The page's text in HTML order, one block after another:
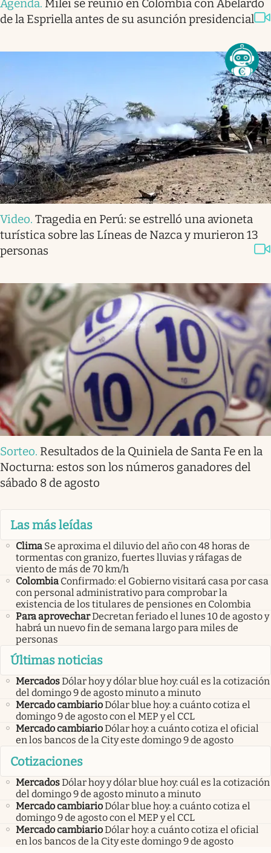
Agenda. Milei se reunió en Colombia con Abelardo
de la Espriella antes de su asunción presidencial
Video. Tragedia en Perú: se estrelló una avioneta
turística sobre las Líneas de Nazca y murieron 13
personas
Sorteo. Resultados de la Quiniela de Santa Fe en la
Nocturna: estos son los números ganadores del
sábado 8 de agosto
Las más leídas
Clima Se aproxima el diluvio del año con 48 horas de
tormentas con granizo, fuertes lluvias y ráfagas de
viento de más de 70 km/h
Colombia Confirmado: el Gobierno visitará casa por casa
con personal administrativo para comprobar la
existencia de los titulares de pensiones en Colombia
Para aprovecharDecretan feriado el lunes 10 de agosto y
habrá un nuevo fin de semana largo para miles de
personas
Últimas noticias
MercadosDólar hoy y dólar blue hoy: cuál es la cotización
del domingo 9 de agosto minuto a minuto
Mercado cambiarioDólar blue hoy: a cuánto cotiza el
domingo 9 de agosto con el MEP y el CCL
Mercado cambiarioDólar hoy: a cuánto cotiza el oficial
en los bancos de la City este domingo 9 de agosto
Cotizaciones
MercadosDólar hoy y dólar blue hoy: cuál es la cotización
del domingo 9 de agosto minuto a minuto
Mercado cambiarioDólar blue hoy: a cuánto cotiza el
domingo 9 de agosto con el MEP y el CCL
Mercado cambiarioDólar hoy: a cuánto cotiza el oficial
en los bancos de la City este domingo 9 de agosto